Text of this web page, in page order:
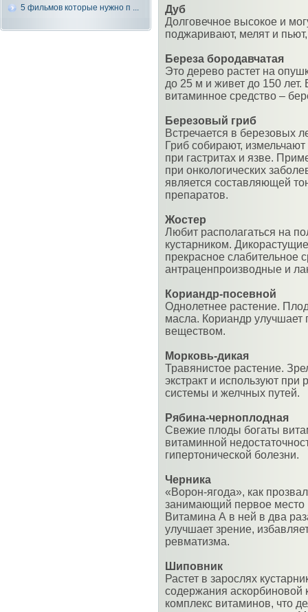
5 фильмов которые нужно п ...
Дуб
Долговечное высокое и
поджаривают, мелят и
Береза бородавчатая
Это дерево растет на
до 25 м и живет до 150
витаминное средство –
Березовый гриб
Встречается в березовых
Гриб собирают,
при гастритах и язве.
при онкологических
является составляющей
препаратов.
Жостер
Любит располагаться на
кустарником.
прекрасное слабительное
антраценпроизводные и
Кориандр-посевной
Однолетнее растение.
масла. Кориандр
веществом.
Морковь-дикая
Травянистое растение.
экстракт и используют
системы и желчных путей.
Рябина-черноплодная
Свежие плоды богаты
витаминной
гипертонической болезни.
Черника
«Ворон-ягода», как
занимающий первое место
Витамина А в ней в два
улучшает зрение,
ревматизма.
Шиповник
Растет в зарослях
содержания аскорбиновой
комплекс витаминов, что